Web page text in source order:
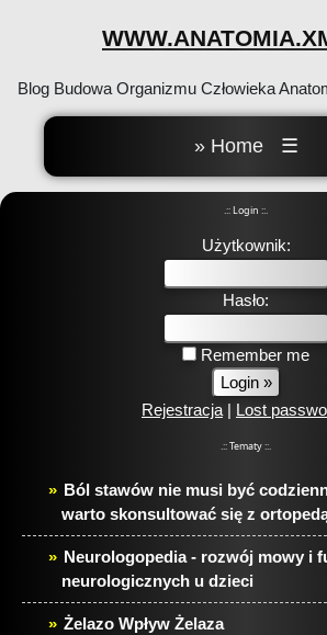
Blog Budowa Organizmu Człowieka
» Home ☰
.:: Login ::.
Użytkownik:
Hasło:
Remember me
Rejestracja | Lost
.:: Tematy ::.
Ból stawów nie musi być
warto skonsultować się z
Neurologopedia - rozwój mowy i
neurologicznych u dzieci
Żelazo Wpływ Żelaza